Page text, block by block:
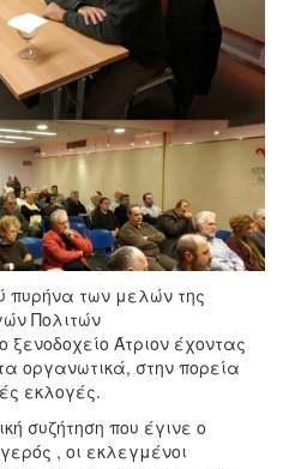
πυρήνα των μελών της
Πολιτών
Άτριον έχοντας
οργανωτικά, στην πορεία
εκλογές.
συζήτηση που έγινε ο
, οι εκλεγμένοι